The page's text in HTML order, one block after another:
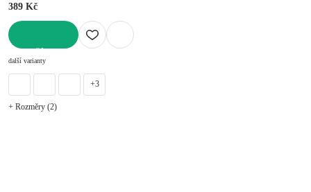
389 Kč
další varianty
+3
+ Rozměry (2)